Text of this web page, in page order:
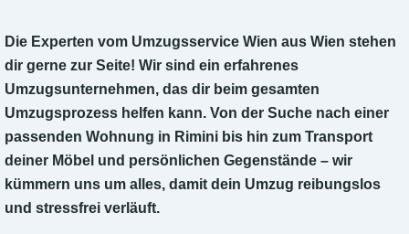
Die Experten vom Umzugsservice Wien aus Wien stehen
dir gerne zur Seite! Wir sind ein erfahrenes
Umzugsunternehmen, das dir beim gesamten
Umzugsprozess helfen kann. Von der Suche nach einer
passenden Wohnung in Rimini bis hin zum Transport
deiner Möbel und persönlichen Gegenstände – wir
kümmern uns um alles, damit dein Umzug reibungslos
und stressfrei verläuft.